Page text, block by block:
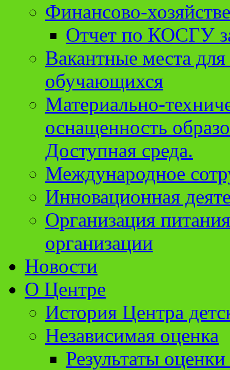
Финансово-
Отчет по КОСГУ
Вакантные места
обучающихся
Материально-
оснащенность
Доступная среда.
Международное
Инновационная
Организация
организации
Новости
О Центре
История Центра
Независимая оценка
Результаты